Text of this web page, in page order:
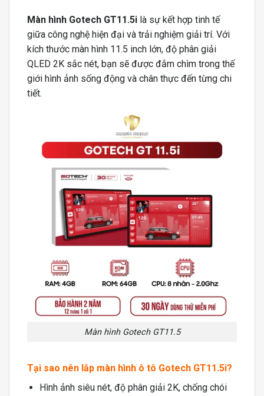
Màn hình Gotech GT11.5i là sự kết hợp tinh tế
giữa công nghệ hiện đại và trải nghiệm giải trí. Với
kích thước màn hình 11.5 inch lớn, độ phân giải
QLED 2K sắc nét, bạn sẽ được đắm chìm trong thế
giới hình ảnh sống động và chân thực đến từng chi
tiết.
Màn hình Gotech GT11.5
Tại sao nên lắp màn hình ô tô Gotech GT11.5i?
Hình ảnh siêu nét, độ phân giải 2K, chống chói